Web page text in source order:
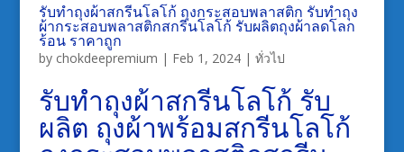
รับทำถุงผ้าสกรีนโลโก้ ถุงกระสอบพลาสติก รับทำถุง
ผ้ากระสอบพลาสติกสกรีนโลโก้ รับผลิตถุงผ้าลดโลก
ร้อน ราคาถูก
by chokdeepremium | Feb 1, 2024| ทั่วไป
รับทำถุงผ้าสกรีนโลโก้ รับ
ผลิต ถุงผ้าพร้อมสกรีนโลโก้